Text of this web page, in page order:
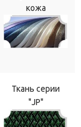
кожа
Ткань серии
"JP"